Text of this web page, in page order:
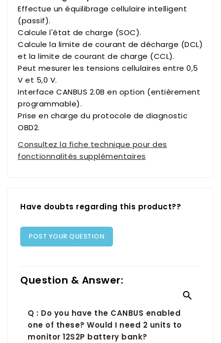
Effectue un équilibrage cellulaire intelligent
(passif).
Calcule l'état de charge (SOC).
Calcule la limite de courant de décharge (DCL)
et la limite de courant de charge (CCL).
Peut mesurer les tensions cellulaires entre 0,5
V et 5,0 V.
Interface CANBUS 2.0B en option (entièrement
programmable).
Prise en charge du protocole de diagnostic
OBD2.
Consultez la fiche technique pour des
fonctionnalités supplémentaires
Have doubts regarding this product??
POST YOUR QUESTION
Question & Answer:

Q : Do you have the CANBUS enabled
one of these? Would I need 2 units to
monitor 12S2P battery bank?